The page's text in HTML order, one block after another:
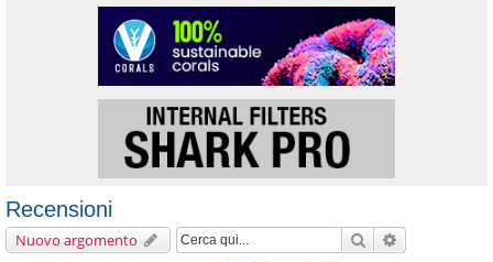
Recensioni
Nuovo argomento Cerca